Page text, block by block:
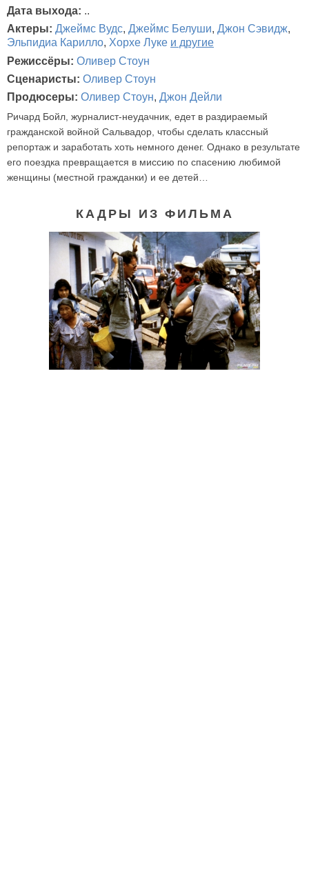
Дата выхода: ..
Актеры: Джеймс Вудс, Джеймс Белуши, Джон Сэвидж,
Эльпидиа Карилло, Хорхе Луке и другие
Режиссёры: Оливер Стоун
Сценаристы: Оливер Стоун
Продюсеры: Оливер Стоун, Джон Дейли
Ричард Бойл, журналист-неудачник, едет в раздираемый
гражданской войной Сальвадор, чтобы сделать классный
репортаж и заработать хоть немного денег. Однако в результате
его поездка превращается в миссию по спасению любимой
женщины (местной гражданки) и ее детей…
КАДРЫ ИЗ ФИЛЬМА